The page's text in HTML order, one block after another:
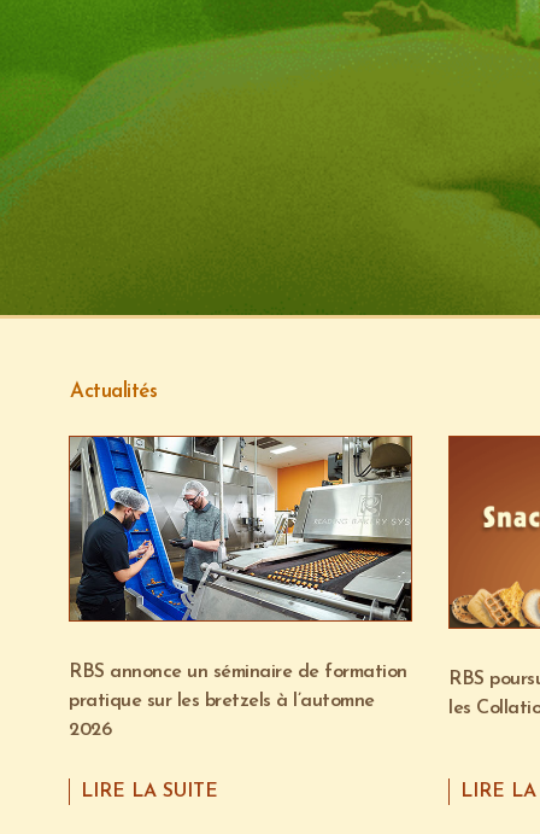
Actualités
RBS annonce un séminaire de formation
pratique sur les bretzels à l’automne
2026
LIRE LA SUITE
RBS
les
LIRE